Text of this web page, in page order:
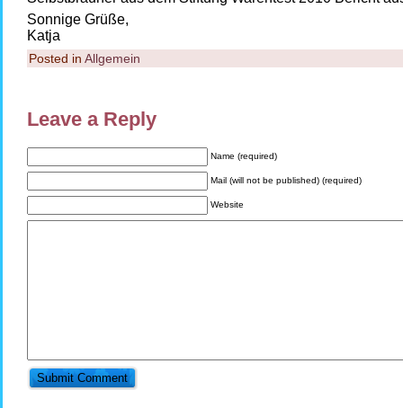
Sonnige Grüße,
Katja
Posted in Allgemein
Leave a Reply
Name (required)
Mail (will not be published) (required)
Website